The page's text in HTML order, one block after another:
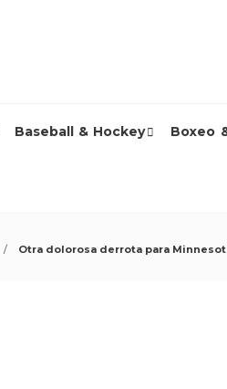
Baseball & Hockey Boxeo
Otra dolorosa derrota para